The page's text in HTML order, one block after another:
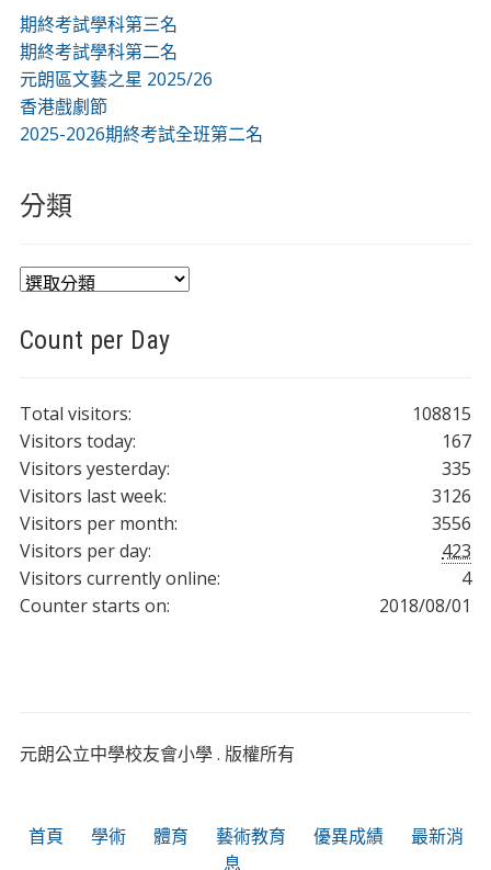
期終考試學科第三名
期終考試學科第二名
元朗區文藝之星 2025/26
香港戲劇節
2025-2026期終考試全班第二名
分類
分
Count per Day
108815
Total visitors:
167
Visitors today:
335
Visitors yesterday:
3126
Visitors last week:
3556
Visitors per month:
423
Visitors per day:
4
Visitors currently online:
2018/08/01
Counter starts on:
元朗公立中學校友會小學 . 版權所有
首頁 學術 體育 藝術教育 優異成績
最新消
息